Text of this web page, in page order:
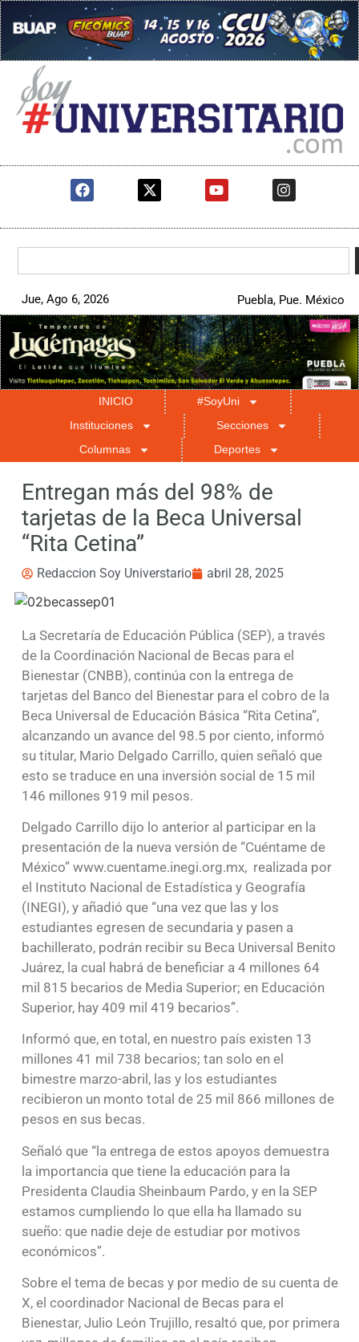
Jue, Ago 6, 2026 Puebla, Pue. México
INICIO
#SoyUni
Instituciones
Secciones
Columnas
Deportes
Entregan más del 98% de
tarjetas de la Beca Universal
“Rita Cetina”
Redaccion Soy Universtario abril 28, 2025
La Secretaría de Educación Pública (SEP), a través
de la Coordinación Nacional de Becas para el
Bienestar (CNBB), continúa con la entrega de
tarjetas del Banco del Bienestar para el cobro de la
Beca Universal de Educación Básica “Rita Cetina”,
alcanzando un avance del 98.5 por ciento, informó
su titular, Mario Delgado Carrillo, quien señaló que
esto se traduce en una inversión social de 15 mil
146 millones 919 mil pesos.
Delgado Carrillo dijo lo anterior al participar en la
presentación de la nueva versión de “Cuéntame de
México” www.cuentame.inegi.org.mx, realizada por
el Instituto Nacional de Estadística y Geografía
(INEGI), y añadió que “una vez que las y los
estudiantes egresen de secundaria y pasen a
bachillerato, podrán recibir su Beca Universal Benito
Juárez, la cual habrá de beneficiar a 4 millones 64
mil 815 becarios de Media Superior; en Educación
Superior, hay 409 mil 419 becarios”.
Informó que, en total, en nuestro país existen 13
millones 41 mil 738 becarios; tan solo en el
bimestre marzo-abril, las y los estudiantes
recibieron un monto total de 25 mil 866 millones de
pesos en sus becas.
Señaló que “la entrega de estos apoyos demuestra
la importancia que tiene la educación para la
Presidenta Claudia Sheinbaum Pardo, y en la SEP
estamos cumpliendo lo que ella ha llamado su
sueño: que nadie deje de estudiar por motivos
económicos”.
Sobre el tema de becas y por medio de su cuenta de
X, el coordinador Nacional de Becas para el
Bienestar, Julio León Trujillo, resaltó que, por primera